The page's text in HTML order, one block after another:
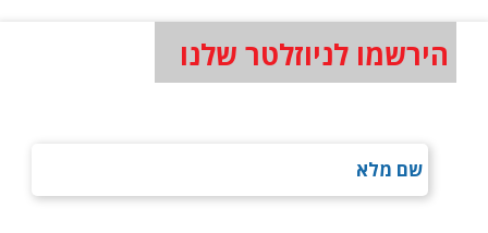
הירשמו לניוזלטר שלנו